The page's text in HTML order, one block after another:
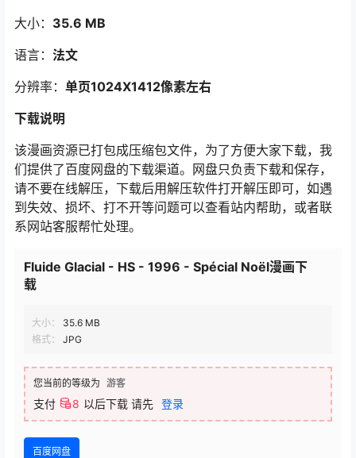
大小： 35.6 MB
语言： 法文
分辨率： 单页1024X1412像素左右
下载说明
该漫画资源已打包成压缩包文件，为了方便大家下载，我
们提供了百度网盘的下载渠道。网盘只负责下载和保存，
请不要在线解压，下载后用解压软件打开解压即可，如遇
到失效、损坏、打不开等问题可以查看站内帮助，或者联
系网站客服帮忙处理。
Fluide Glacial - HS - 1996 - Spécial Noël漫画下
载
大小：
35.6 MB
格式：
JPG
您当前的等级为 游客
支付 8 以后下载 请先 登录
百度网盘